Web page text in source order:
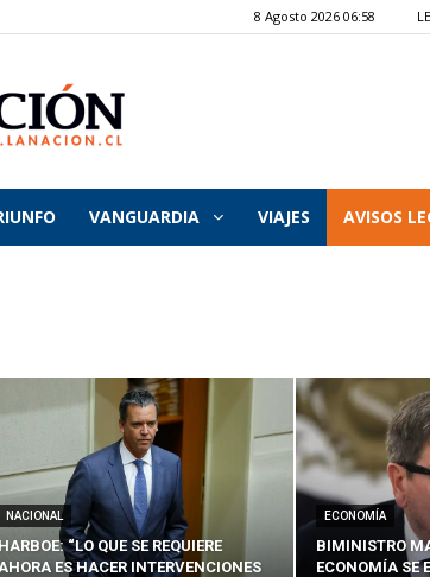
8 Agosto 2026 06:58
VANGUARDIA VIAJES AVISOS
NACIONAL
HARBOE: “LO QUE SE REQUIERE
ES HACER INTERVENCIONES
ECONOMÍA
BIMINISTRO
ECONOMÍA SE